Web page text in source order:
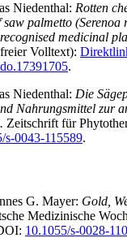
Niedenthal: Rotten
palmetto (Serenoa
medicinal
Volltext):
.
Niedenthal: Die
Nahrungsmittel zur
Zeitschrift für
s-0043-115589.
G. Mayer: Gold,
Medizinische
10.1055/s-0028-